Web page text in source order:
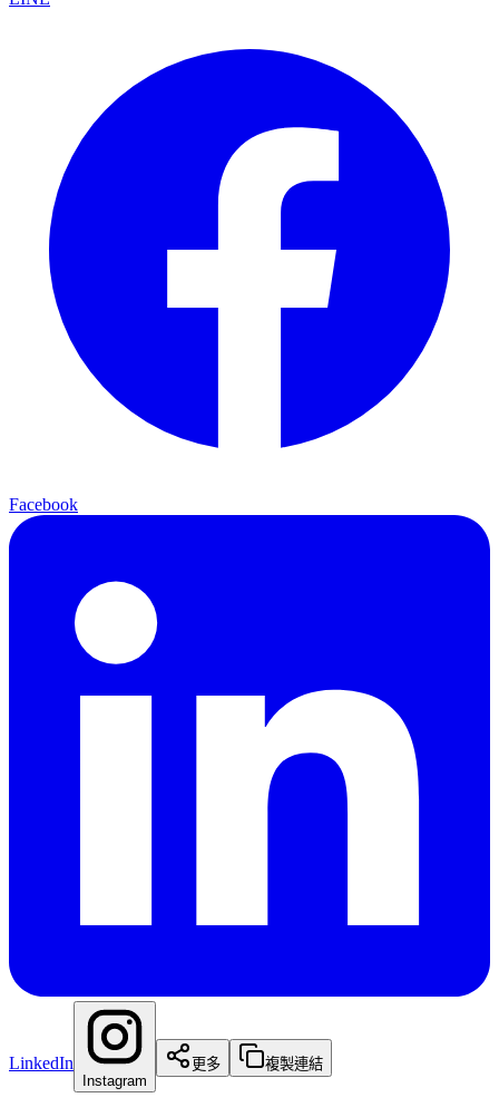
Facebook
LinkedIn
Instagram
更多 複製連結